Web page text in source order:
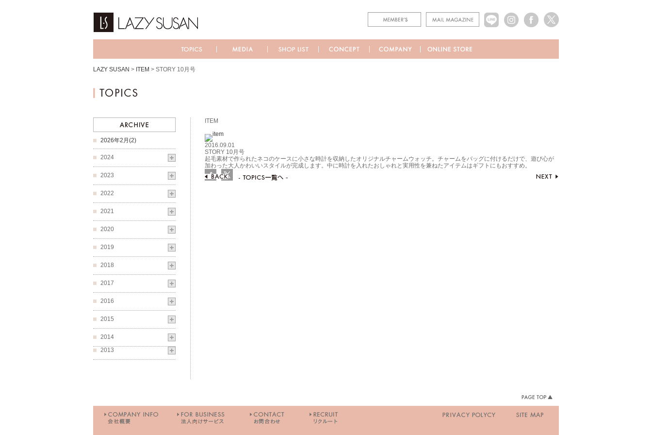
LAZY SUSAN > ITEM > STORY 10月号
2026年2月(2)
2024
2023
2022
2021
2020
2019
2018
2017
2016
2015
2014
2013
ITEM
2016.09.01
STORY 10月号
起毛素材で作られたネコのケースに小さな時計を収納したオリジナルチャームウォッチ。チャームをバッグに付けるだけで、遊び心が
加わった大人かわいいスタイルが完成します。中に時計を入れたおしゃれと実用性を兼ねたアイテムはギフトにもおすすめ。